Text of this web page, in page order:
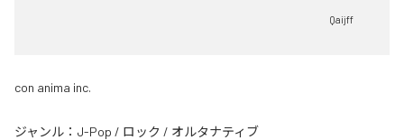
Qaijff
con anima inc.
ジャンル： J-Pop / ロック / オルタナティブ